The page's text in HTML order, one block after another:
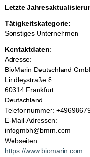
e
n
i
n
h
a
l
t
Letzte
Tätigkeitskategorie:
Sonstiges Unternehmen
Kontaktdaten:
Adresse:
BioMarin Deutschland
Lindleystraße 8
60314 Frankfurt
Deutschland
K
o
n
t
a
Telefonnummer:
E-Mail-Adressen:
infogmbh@bmrn.com
Webseiten:
https://www.biomarin.com